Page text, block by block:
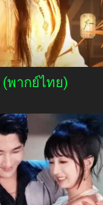
(พากย์ไทย)